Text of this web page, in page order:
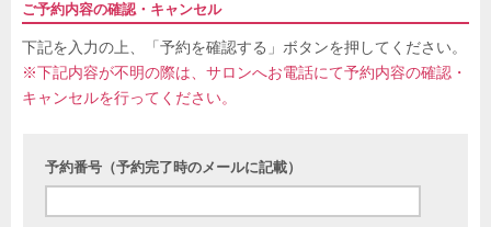
ご予約内容の確認・キャンセル
下記を入力の上、「予約を確認する」ボタンを押してください。
※下記内容が不明の際は、サロンへお電話にて予約内容の確認・
キャンセルを行ってください。
予約番号（予約完了時のメールに記載）